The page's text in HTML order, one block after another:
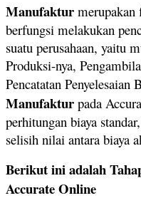
Manufaktur merupakan
berfungsi melakukan
suatu perusahaan, yaitu
Produksi-nya,
Pencatatan Penyelesaian
Manufaktur pada
perhitungan biaya
selisih nilai antara biaya
Berikut ini adalah
Accurate Online